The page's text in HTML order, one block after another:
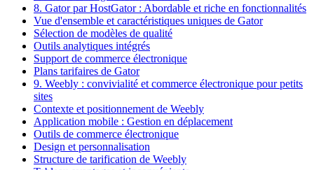
8. Gator par HostGator : Abordable et riche en fonctionnalités
Vue d'ensemble et caractéristiques uniques de Gator
Sélection de modèles de qualité
Outils analytiques intégrés
Support de commerce électronique
Plans tarifaires de Gator
9. Weebly : convivialité et commerce électronique pour petits
sites
Contexte et positionnement de Weebly
Application mobile : Gestion en déplacement
Outils de commerce électronique
Design et personnalisation
Structure de tarification de Weebly